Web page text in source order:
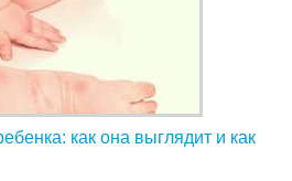
как она выглядит и как